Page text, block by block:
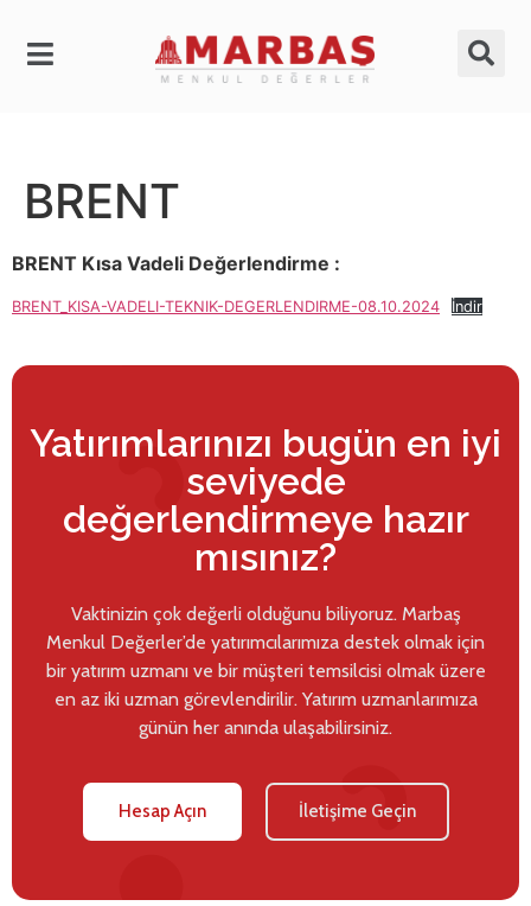
BRENT
BRENT Kısa Vadeli Değerlendirme :
BRENT_KISA-VADELI-TEKNIK-DEGERLENDIRME-08.10.2024 İndir
Yatırımlarınızı bugün en iyi
seviyede
değerlendirmeye hazır
mısınız?
Vaktinizin çok değerli olduğunu biliyoruz. Marbaş
Menkul Değerler’de yatırımcılarımıza destek olmak için
bir yatırım uzmanı ve bir müşteri temsilcisi olmak üzere
en az iki uzman görevlendirilir. Yatırım uzmanlarımıza
günün her anında ulaşabilirsiniz.
Hesap Açın İletişime Geçin